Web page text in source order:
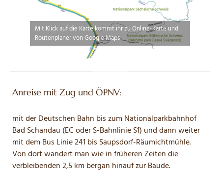
Mit Klick auf die Karte kommt ihr zu Online-Karte und
Routenplaner von Google Maps
Anreise mit Zug und ÖPNV:
mit der Deutschen Bahn bis zum Nationalparkbahnhof
Bad Schandau (EC oder S-Bahnlinie S1) und dann weiter
mit dem Bus Linie 241 bis Saupsdorf-Räumichtmühle.
Von dort wandert man wie in früheren Zeiten die
verbleibenden 2,5 km bergan hinauf zur Baude.